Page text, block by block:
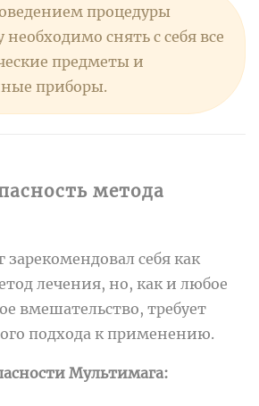
процедуры
необходимо снять с себя все
предметы и
приборы.
метода
себя как
лечения, но, как и любое
вмешательство, требует
подхода к применению.
Мультимага: